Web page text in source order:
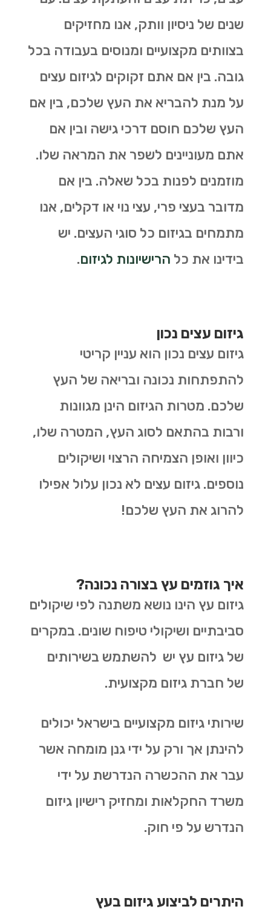
שנים של ניסיון וותק, אנו מחזיקים
בצוותים מקצועיים ומנוסים בעבודה בכל
גובה. בין אם אתם זקוקים לגיזום עצים
על מנת להבריא את העץ שלכם, בין אם
העץ שלכם חוסם דרכי גישה ובין אם
אתם מעוניינים לשפר את המראה שלו.
מוזמנים לפנות בכל שאלה. בין אם
מדובר בעצי פרי, עצי נוי או דקלים, אנו
מתמחים בגיזום כל סוגי העצים. יש
בידינו את כל הרישיונות לגיזום.
גיזום עצים נכון
גיזום עצים נכון הוא עניין קריטי
להתפתחות נכונה ובריאה של העץ
שלכם. מטרות הגיזום הינן מגוונות
ורבות בהתאם לסוג העץ, המטרה שלו,
כיוון ואופן הצמיחה הרצוי ושיקולים
נוספים. גיזום עצים לא נכון עלול אפילו
להרוג את העץ שלכם!
איך גוזמים עץ בצורה נכונה?
גיזום עץ הינו נושא משתנה לפי שיקולים
סביבתיים ושיקולי טיפוח שונים. במקרים
של גיזום עץ יש להשתמש בשירותים
של חברת גיזום מקצועית.
שירותי גיזום מקצועיים בישראל יכולים
להינתן אך ורק על ידי גנן מומחה אשר
עבר את ההכשרה הנדרשת על ידי
משרד החקלאות ומחזיק רישיון גיזום
הנדרש על פי חוק.
היתרים לביצוע גיזום בעץ